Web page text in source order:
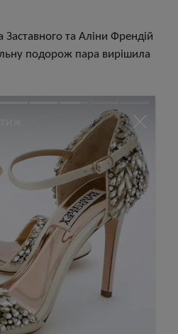
Заставного та Аліни Френдій
подорож пара вирішила